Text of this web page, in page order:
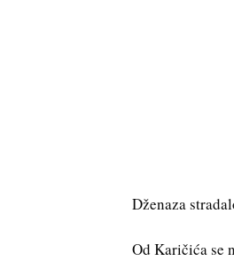
Dženaza
Od Karičića se